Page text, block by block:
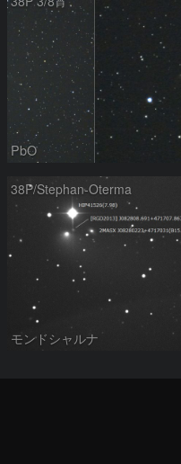
PbO
38P/Stephan-Oterma
モンドシャルナ